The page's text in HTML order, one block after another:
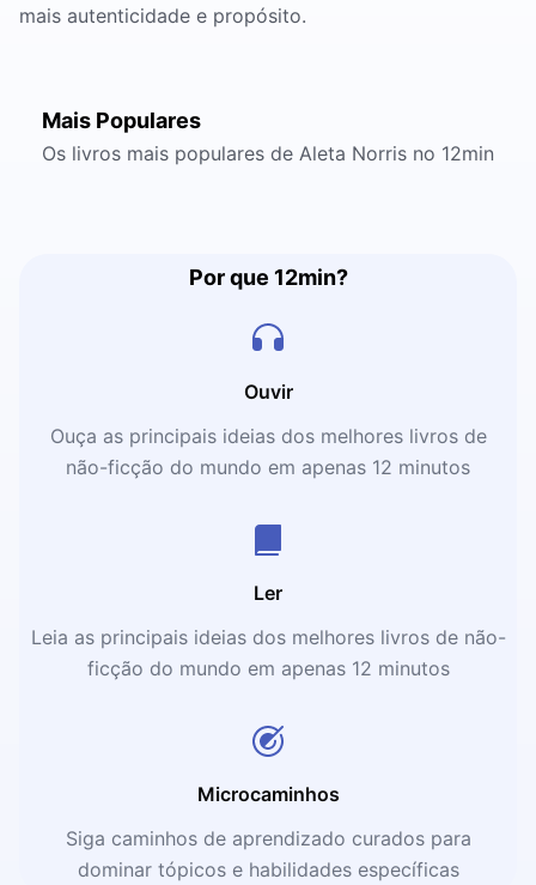
mais autenticidade e propósito.
Mais Populares
Os livros mais populares de Aleta Norris no 12min
Por que 12min?
Ouvir
Ouça as principais ideias dos melhores livros de
não-ficção do mundo em apenas 12 minutos
Ler
Leia as principais ideias dos melhores livros de não-
ficção do mundo em apenas 12 minutos
Microcaminhos
Siga caminhos de aprendizado curados para
dominar tópicos e habilidades específicas